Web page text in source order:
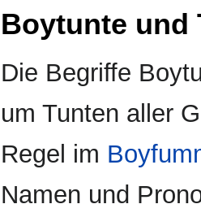
Boytunte und
Die Begriffe
um Tunten aller
Regel im
Namen und